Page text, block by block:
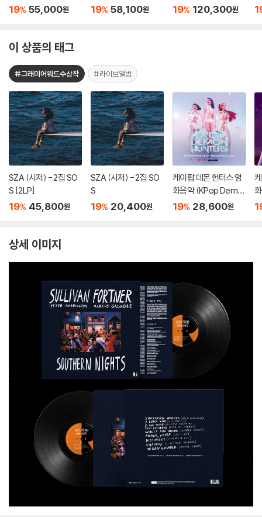
홈스) - Six Million Doll
19% 55,000원 19% 58,100원
카모토 & 알바 노토) -
19% 120,300원
이 상품의 태그
#그래미어워드수상작 #라이브앨범
SZA (시저) - 2집 SO
S [2LP]
19% 45,800원
SZA (시저) - 2집 SO
S
19% 20,400원
케이팝 데몬 헌터스 영
화음악 (KPop Demo
n Hunters From The
19% 28,600원
n
상세 이미지